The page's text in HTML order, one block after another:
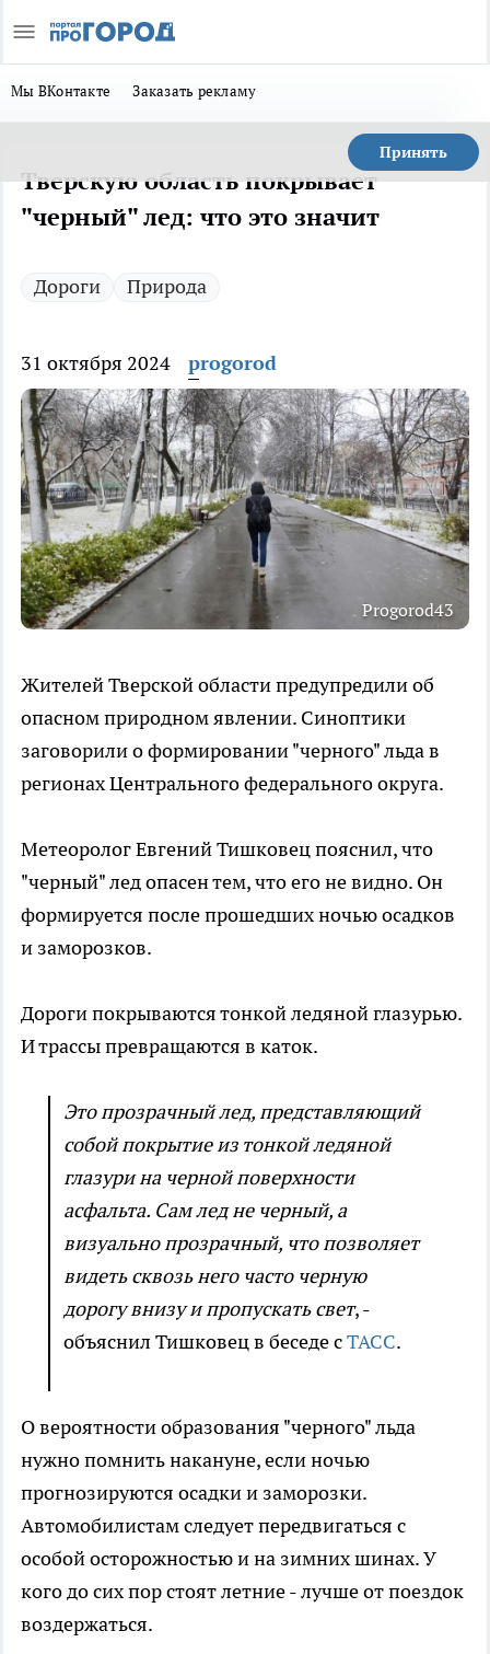
Мы ВКонтакте Заказать рекламу
Принять
Тверскую область покрывает
"черный" лед: что это значит
Дороги Природа
31 октября 2024 progorod
Progorod43
Жителей Тверской области предупредили об
опасном природном явлении. Синоптики
заговорили о формировании "черного" льда в
регионах Центрального федерального округа.
Метеоролог Евгений Тишковец пояснил, что
"черный" лед опасен тем, что его не видно. Он
формируется после прошедших ночью осадков
и заморозков.
Дороги покрываются тонкой ледяной глазурью.
И трассы превращаются в каток.
Это прозрачный лед, представляющий
собой покрытие из тонкой ледяной
глазури на черной поверхности
асфальта. Сам лед не черный, а
визуально прозрачный, что позволяет
видеть сквозь него часто черную
дорогу внизу и пропускать свет, -
объяснил Тишковец в беседе сТАСС.
О вероятности образования "черного" льда
нужно помнить накануне, если ночью
прогнозируются осадки и заморозки.
Автомобилистам следует передвигаться с
особой осторожностью и на зимних шинах. У
кого до сих пор стоят летние - лучше от поездок
воздержаться.